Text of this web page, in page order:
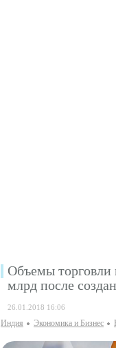
Объемы торговли
млрд после
26.01.2018 16:06
Индия Экономика и Бизнес